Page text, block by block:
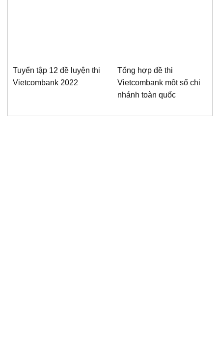
Tuyển tập 12 đề luyện thi
Vietcombank 2022
Tổng hợp đề thi
Vietcombank một số chi
nhánh toàn quốc